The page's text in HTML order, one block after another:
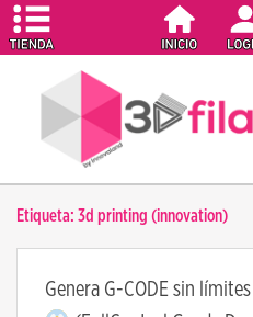
Etiqueta: 3d printing (innovation)
Genera G-CODE sin